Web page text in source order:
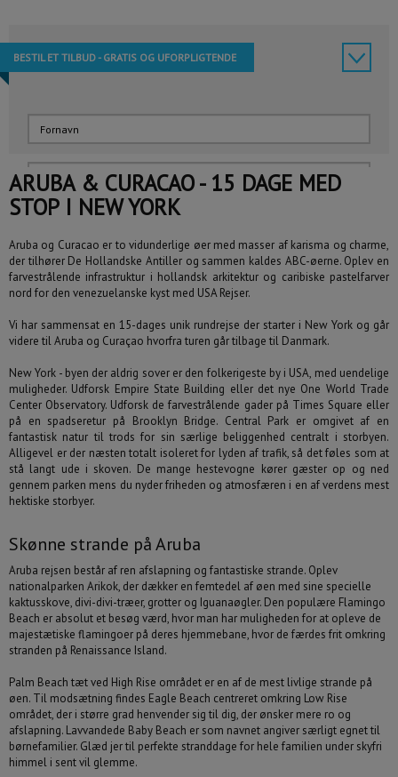
BESTIL ET TILBUD - GRATIS OG UFORPLIGTENDE
Sæt mindst ét flueben
Billeje Autocamper
Krydstogt
august
man tir ons tor fre lør søn
27 28 29 30 31 1 2
3 4 5 6 7 8 9
10 11 12 13 14 15 16
17 18 19
24 25 26 27 28 29 30
31 1 2 3 4 5 6
i dag slet luk
Er fleksibel +/- 3 dage
ARUBA & CURACAO - 15 DAGE MED
STOP I NEW YORK
Aruba og Curacao er to vidunderlige øer med masser af karisma og charme,
der tilhører De Hollandske Antiller og sammen kaldes ABC-øerne. Oplev en
farvestrålende infrastruktur i hollandsk arkitektur og caribiske pastelfarver
nord for den venezuelanske kyst med USA Rejser.
Vi har sammensat en 15-dages unik rundrejse der starter i New York og går
videre til Aruba og Curaçao hvorfra turen går tilbage til Danmark.
New York - byen der aldrig sover er den folkerigeste by i USA, med uendelige
muligheder. Udforsk Empire State Building eller det nye One World Trade
Center Observatory. Udforsk de farvestrålende gader på Times Square eller
på en spadseretur på Brooklyn Bridge. Central Park er omgivet af en
fantastisk natur til trods for sin særlige beliggenhed centralt i storbyen.
Alligevel er der næsten totalt isoleret for lyden af trafik, så det føles som at
stå langt ude i skoven. De mange hestevogne kører gæster op og ned
gennem parken mens du nyder friheden og atmosfæren i en af verdens mest
hektiske storbyer.
Skønne strande på Aruba
Aruba rejsen består af ren afslapning og fantastiske strande. Oplev
nationalparken Arikok, der dækker en femtedel af øen med sine specielle
kaktusskove, divi-divi-træer, grotter og Iguanaøgler. Den populære Flamingo
Beach er absolut et besøg værd, hvor man har muligheden for at opleve de
majestætiske flamingoer på deres hjemmebane, hvor de færdes frit omkring
stranden på Renaissance Island.
Palm Beach tæt ved High Rise området er en af de mest livlige strande på
øen. Til modsætning findes Eagle Beach centreret omkring Low Rise
området, der i større grad henvender sig til dig, der ønsker mere ro og
afslapning. Lavvandede Baby Beach er som navnet angiver særligt egnet til
børnefamilier. Glæd jer til perfekte stranddage for hele familien under skyfri
himmel i sent vil glemme.